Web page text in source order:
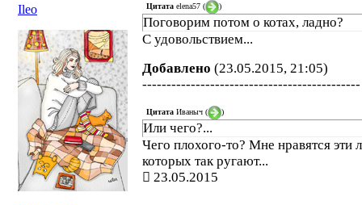
Ileo
Цитата elena57 ( )
Поговорим потом о котах, ладно?
С удовольствием...
Добавлено (23.05.2015, 21:05)
---------------------------------------------
Цитата Иваныч ( )
Или чего?...
Чего плохого-то? Мне нравятся эти
которых так ругают...
23.05.2015